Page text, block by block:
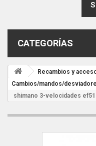
CATEGORÍAS
Recambios y
Cambios/mandos/
shimano 3-velocidades ef51